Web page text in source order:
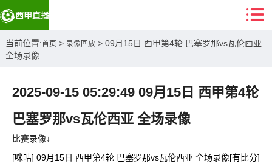
当前位置:首页> 录像回放> 09月15日 西甲第4轮 巴塞罗那vs瓦伦西亚
全场录像
2025-09-15 05:29:49 09月15日 西甲第4轮
巴塞罗那vs瓦伦西亚 全场录像
比赛录像↓
[咪咕] 09月15日 西甲第4轮 巴塞罗那vs瓦伦西亚 全场录像[有比分]